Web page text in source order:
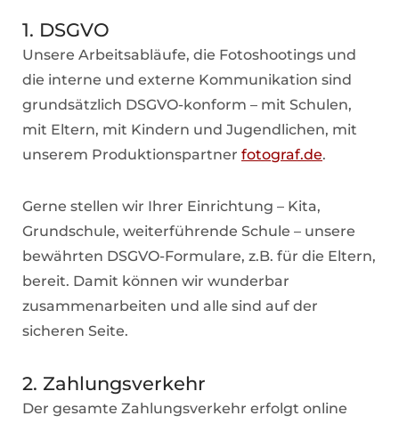
1. DSGVO
Unsere Arbeitsabläufe, die Fotoshootings und
die interne und externe Kommunikation sind
grundsätzlich DSGVO-konform – mit Schulen,
mit Eltern, mit Kindern und Jugendlichen, mit
unserem Produktionspartner fotograf.de.
Gerne stellen wir Ihrer Einrichtung – Kita,
Grundschule, weiterführende Schule – unsere
bewährten DSGVO-Formulare, z.B. für die Eltern,
bereit. Damit können wir wunderbar
zusammenarbeiten und alle sind auf der
sicheren Seite.
2. Zahlungsverkehr
Der gesamte Zahlungsverkehr erfolgt online